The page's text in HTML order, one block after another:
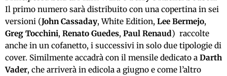
Il primo numero sarà distribuito con una copertina in sei
versioni (John Cassaday, White Edition, Lee Bermejo,
Greg Tocchini, Renato Guedes, Paul Renaud) raccolte
anche in un cofanetto, i successivi in solo due tipologie di
cover. Similmente accadrà con il mensile dedicato a Darth
Vader, che arriverà in edicola a giugno e come l’altro